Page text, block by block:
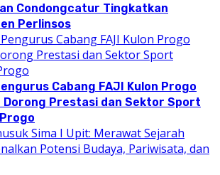
Condongcatur Tingkatkan
Perlinsos
Cabang FAJI Kulon Progo
Dorong Prestasi dan Sektor Sport